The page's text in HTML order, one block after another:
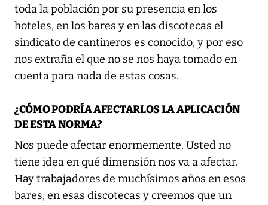
toda la población por su presencia en los
hoteles, en los bares y en las discotecas el
sindicato de cantineros es conocido, y por eso
nos extraña el que no se nos haya tomado en
cuenta para nada de estas cosas.
¿CÓMO PODRÍA AFECTARLOS LA APLICACIÓN
DE ESTA NORMA?
Nos puede afectar enormemente. Usted no
tiene idea en qué dimensión nos va a afectar.
Hay trabajadores de muchísimos años en esos
bares, en esas discotecas y creemos que un